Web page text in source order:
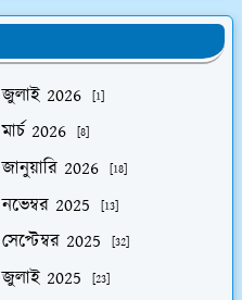
জুলাই 2026 [1]
মার্চ 2026 [8]
জানুয়ারি 2026 [18]
নভেম্বর 2025 [13]
সেপ্টেম্বর 2025 [32]
জুলাই 2025 [23]